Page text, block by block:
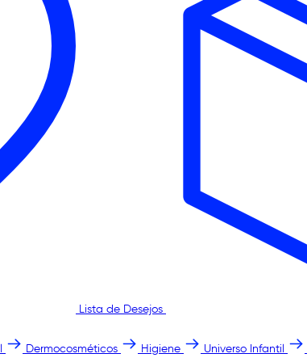
Lista de Desejos
Dermocosméticos Higiene Universo Infantil